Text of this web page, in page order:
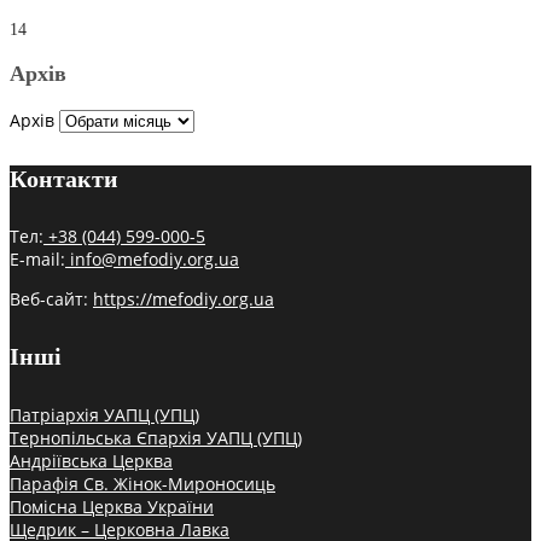
14
Архів
Архів
Контакти
Тел: +38 (044) 599-000-5
E-mail: info@mefodiy.org.ua
Веб-сайт: https://mefodiy.org.ua
Інші
Патріархія УАПЦ (УПЦ)
Тернопільська Єпархія УАПЦ (УПЦ)
Андріївська Церква
Парафія Св. Жінок-Мироносиць
Помісна Церква України
Щедрик – Церковна Лавка